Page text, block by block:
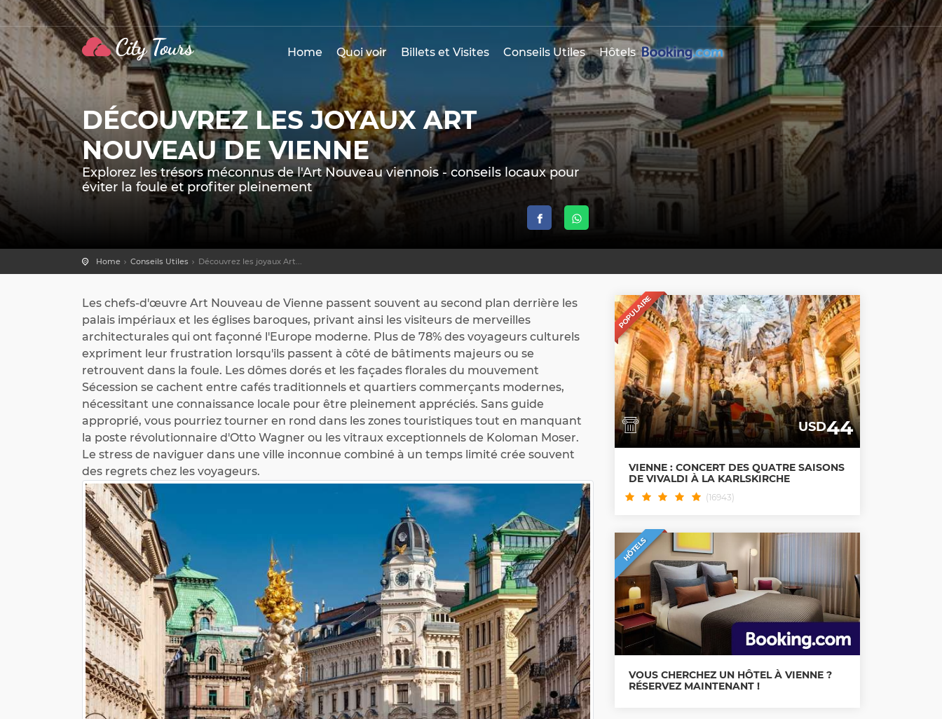
Home Quoi voir Billets et Visites Conseils Utiles Hôtels
DÉCOUVREZ LES JOYAUX ART
NOUVEAU DE VIENNE
Explorez les trésors méconnus de l'Art Nouveau viennois - conseils locaux pour
éviter la foule et profiter pleinement
Home Conseils Utiles Découvrez les joyaux Art...
Les chefs-d'œuvre Art Nouveau de Vienne passent souvent au second plan derrière les
palais impériaux et les églises baroques, privant ainsi les visiteurs de merveilles
architecturales qui ont façonné l'Europe moderne. Plus de 78% des voyageurs culturels
expriment leur frustration lorsqu'ils passent à côté de bâtiments majeurs ou se
retrouvent dans la foule. Les dômes dorés et les façades florales du mouvement
Sécession se cachent entre cafés traditionnels et quartiers commerçants modernes,
nécessitant une connaissance locale pour être pleinement appréciés. Sans guide
approprié, vous pourriez tourner en rond dans les zones touristiques tout en manquant
la poste révolutionnaire d'Otto Wagner ou les vitraux exceptionnels de Koloman Moser.
Le stress de naviguer dans une ville inconnue combiné à un temps limité crée souvent
des regrets chez les voyageurs.
POPULAIRE
USD44
VIENNE : CONCERT DES QUATRE SAISONS
DE VIVALDI À LA KARLSKIRCHE
(16943)
HÔTELS
VOUS CHERCHEZ UN HÔTEL À VIENNE ?
RÉSERVEZ MAINTENANT !